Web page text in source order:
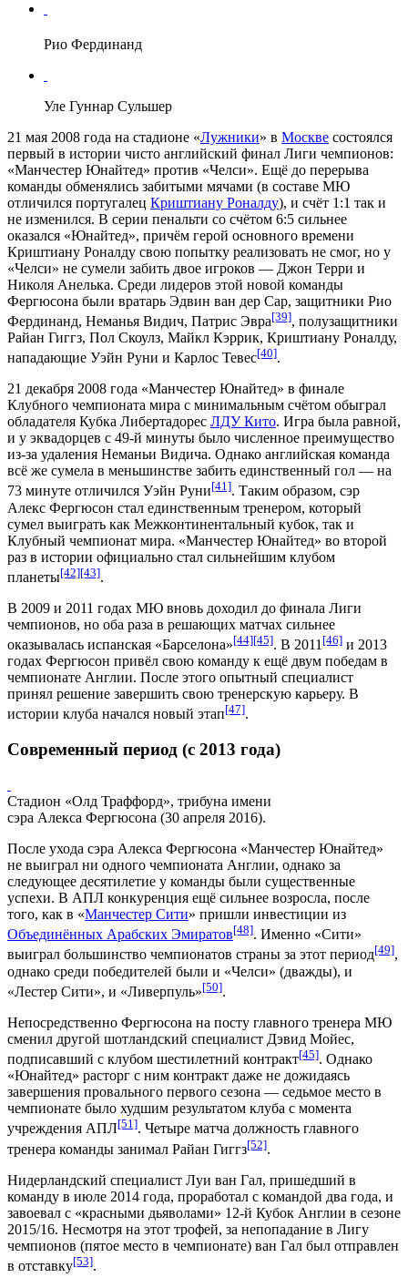
Рио Фердинанд
Уле Гуннар Сульшер
21 мая 2008 года на стадионе «Лужники» в Москве состоялся
первый в истории чисто английский финал Лиги чемпионов:
«Манчестер Юнайтед» против «Челси». Ещё до перерыва
команды обменялись забитыми мячами (в составе МЮ
отличился португалец Криштиану Роналду), и счёт 1:1 так и
не изменился. В серии пенальти со счётом 6:5 сильнее
оказался «Юнайтед», причём герой основного времени
Криштиану Роналду свою попытку реализовать не смог, но у
«Челси» не сумели забить двое игроков — Джон Терри и
Николя Анелька. Среди лидеров этой новой команды
Фергюсона были вратарь Эдвин ван дер Сар, защитники Рио
Фердинанд, Неманья Видич, Патрис Эвра[39], полузащитники
Райан Гиггз, Пол Скоулз, Майкл Кэррик, Криштиану Роналду,
нападающие Уэйн Руни и Карлос Тевес[40].
21 декабря 2008 года «Манчестер Юнайтед» в финале
Клубного чемпионата мира с минимальным счётом обыграл
обладателя Кубка Либертадорес ЛДУ Кито. Игра была равной,
и у эквадорцев с 49-й минуты было численное преимущество
из-за удаления Неманьи Видича. Однако английская команда
всё же сумела в меньшинстве забить единственный гол — на
73 минуте отличился Уэйн Руни[41]. Таким образом, сэр
Алекс Фергюсон стал единственным тренером, который
сумел выиграть как Межконтинентальный кубок, так и
Клубный чемпионат мира. «Манчестер Юнайтед» во второй
раз в истории официально стал сильнейшим клубом
планеты[42][43].
В 2009 и 2011 годах МЮ вновь доходил до финала Лиги
чемпионов, но оба раза в решающих матчах сильнее
оказывалась испанская «Барселона»[44][45]. В 2011 [46] и 2013
годах Фергюсон привёл свою команду к ещё двум победам в
чемпионате Англии. После этого опытный специалист
принял решение завершить свою тренерскую карьеру. В
истории клуба начался новый этап[47].
Современный период (с 2013 года)
Стадион «Олд Траффорд», трибуна имени
сэра Алекса Фергюсона (30 апреля 2016).
После ухода сэра Алекса Фергюсона «Манчестер Юнайтед»
не выиграл ни одного чемпионата Англии, однако за
следующее десятилетие у команды были существенные
успехи. В АПЛ конкуренция ещё сильнее возросла, после
того, как в «Манчестер Сити» пришли инвестиции из
Объединённых Арабских Эмиратов[48]. Именно «Сити»
выиграл большинство чемпионатов страны за этот период[49],
однако среди победителей были и «Челси» (дважды), и
«Лестер Сити», и «Ливерпуль»[50].
Непосредственно Фергюсона на посту главного тренера МЮ
сменил другой шотландский специалист Дэвид Мойес,
подписавший с клубом шестилетний контракт[45]. Однако
«Юнайтед» расторг с ним контракт даже не дожидаясь
завершения провального первого сезона — седьмое место в
чемпионате было худшим результатом клуба с момента
учреждения АПЛ[51]. Четыре матча должность главного
тренера команды занимал Райан Гиггз[52].
Нидерландский специалист Луи ван Гал, пришедший в
команду в июле 2014 года, проработал с командой два года, и
завоевал с «красными дьяволами» 12-й Кубок Англии в сезоне
2015/16. Несмотря на этот трофей, за непопадание в Лигу
чемпионов (пятое место в чемпионате) ван Гал был отправлен
в отставку[53].